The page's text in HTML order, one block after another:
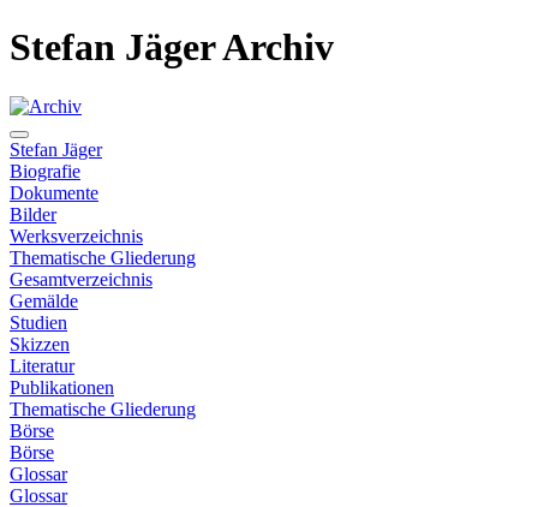
Stefan Jäger Archiv
Stefan Jäger
Biografie
Dokumente
Bilder
Werksverzeichnis
Thematische Gliederung
Gesamtverzeichnis
Gemälde
Studien
Skizzen
Literatur
Publikationen
Thematische Gliederung
Börse
Börse
Glossar
Glossar